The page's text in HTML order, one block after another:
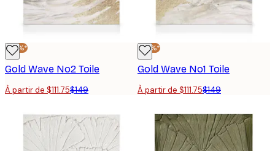
-25%*
Gold Wave No2 Toile
À partir de $111.75$149
-25%*
Gold Wave No1 Toile
À partir de $111.75$149